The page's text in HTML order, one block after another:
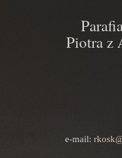
Piotra z
e-mail: